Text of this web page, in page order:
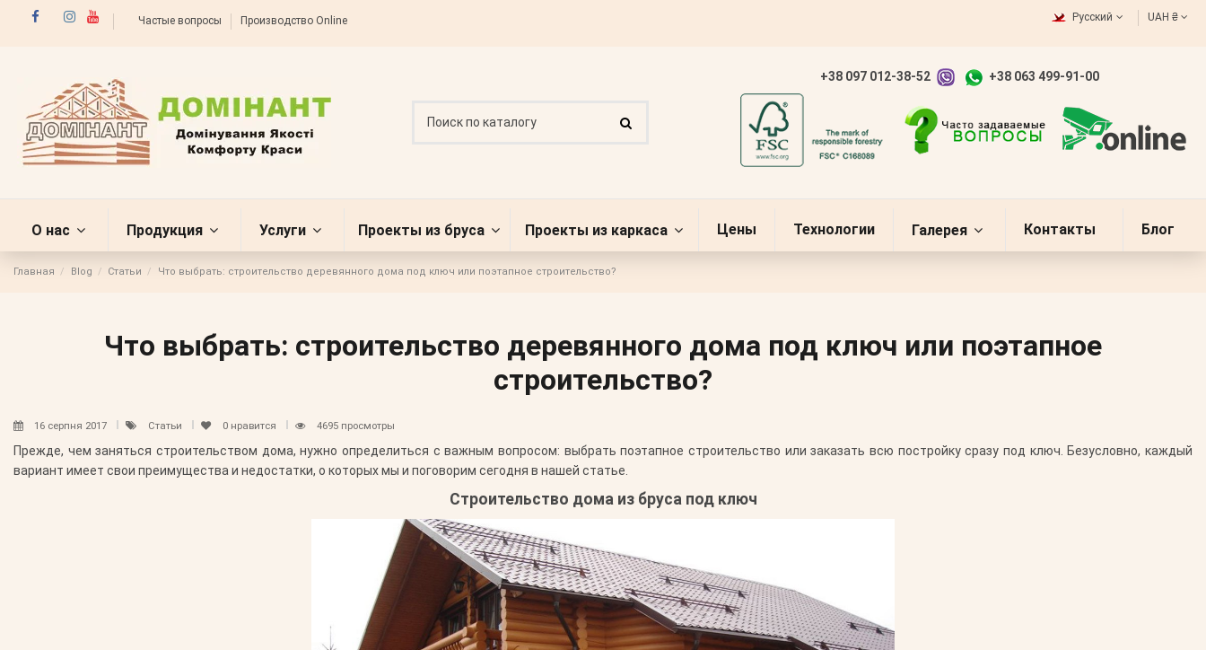
Частые вопросы Производство Online Русский UAH ₴
+38 097 012-38-52 +38 063 499-91-00
О нас Продукция Услуги Проекты из бруса Проекты из каркаса Цены Технологии Галерея Контакты Блог
Главная Blog Статьи Что выбрать: строительство деревянного дома под ключ или поэтапное строительство?
Что выбрать: строительство деревянного дома под ключ или поэтапное
строительство?
16 серпня 2017 Статьи 0 нравится 4695 просмотры
Прежде, чем заняться строительством дома, нужно определиться с важным вопросом: выбрать поэтапное строительство или заказать всю постройку сразу под ключ. Безусловно, каждый
вариант имеет свои преимущества и недостатки, о которых мы и поговорим сегодня в нашей статье.
Строительство дома из бруса под ключ